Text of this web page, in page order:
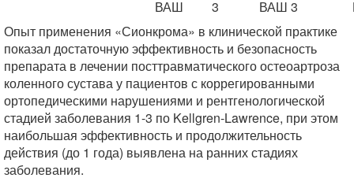
ВАШ 3 ВАШ 3
Опыт применения «Сионкрома» в клинической практике
показал достаточную эффективность и безопасность
препарата в лечении посттравматического остеоартроза
коленного сустава у пациентов с коррегированными
ортопедическими нарушениями и рентгенологической
стадией заболевания 1-3 по Kellgren-Lawrence, при этом
наибольшая эффективность и продолжительность
действия (до 1 года) выявлена на ранних стадиях
заболевания.